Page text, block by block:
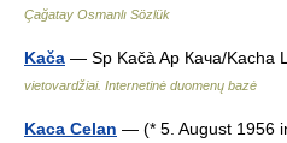
Çağatay Osmanlı Sözlük
Kača — Sp Kačà Ap Кача/Kacha
vietovardžiai. Internetinė duomenų bazė
Kaca Celan — (* 5. August 1956